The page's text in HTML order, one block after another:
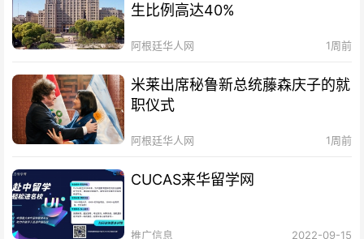
生比例高达40%
阿根廷华人网 1周前
米莱出席秘鲁新总统藤森庆子的就
职仪式
阿根廷华人网 1周前
CUCAS来华留学网
推广信息 2022-09-15